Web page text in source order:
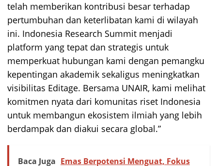
telah memberikan kontribusi besar terhadap
pertumbuhan dan keterlibatan kami di wilayah
ini. Indonesia Research Summit menjadi
platform yang tepat dan strategis untuk
memperkuat hubungan kami dengan pemangku
kepentingan akademik sekaligus meningkatkan
visibilitas Editage. Bersama UNAIR, kami melihat
komitmen nyata dari komunitas riset Indonesia
untuk membangun ekosistem ilmiah yang lebih
berdampak dan diakui secara global.”
Baca Juga Emas Berpotensi Menguat, Fokus